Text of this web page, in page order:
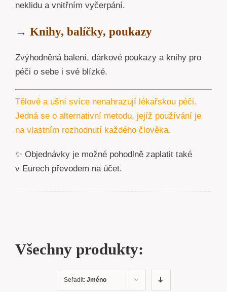
neklidu a vnitřním vyčerpání.
→ Knihy, balíčky, poukazy
Zvýhodněná balení, dárkové poukazy a knihy pro
péči o sebe i své blízké.
Tělové a ušní svíce nenahrazují lékařskou péči.
Jedná se o alternativní metodu, jejíž používání je
na vlastním rozhodnutí každého člověka.
✨ Objednávky je možné pohodlně zaplatit také
v Eurech převodem na účet.
Všechny produkty:
Seřadit: Jméno